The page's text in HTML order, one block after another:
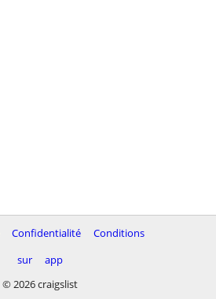
Confidentialité
Conditions
sur
app
© 2026 craigslist